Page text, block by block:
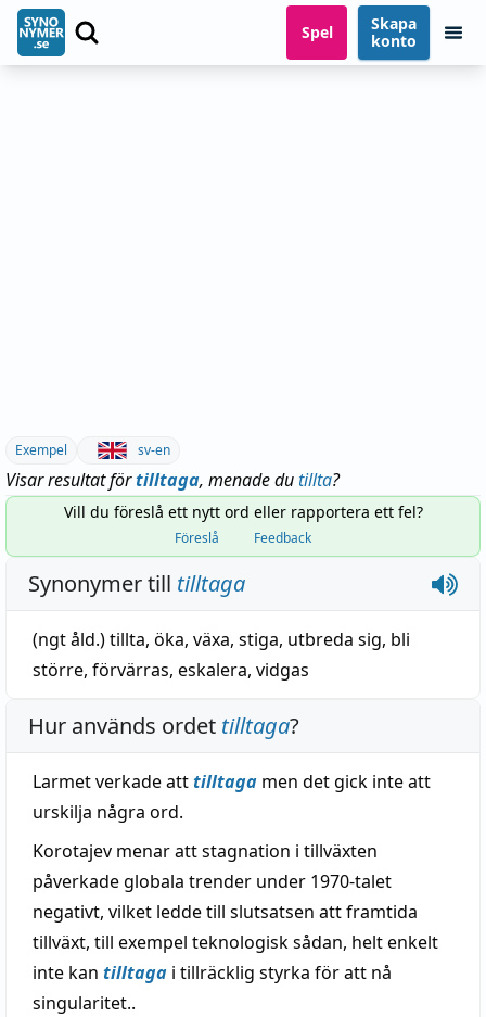
Spel
Skapa
konto
Exempel sv-en
Visar resultat förtilltaga, menade dutillta?
Vill du föreslå ett nytt ord eller rapportera ett fel?
Föreslå Feedback
Synonymer till tilltaga
(ngt åld.)tillta, öka, växa, stiga, utbreda sig, bli
större, förvärras, eskalera, vidgas
Hur används ordet tilltaga?
Larmet verkade atttilltaga men det gick inte att
urskilja några ord.
Korotajev menar att stagnation i tillväxten
påverkade globala trender under 1970-talet
negativt, vilket ledde till slutsatsen att framtida
tillväxt, till exempel teknologisk sådan, helt enkelt
inte kan tilltaga i tillräcklig styrka för att nå
singularitet..